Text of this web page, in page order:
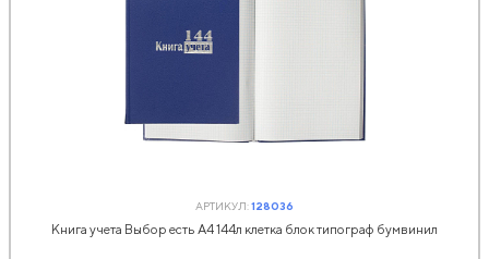
АРТИКУЛ:128036
Книга учета Выбор есть А4 144л клетка блок типограф бумвинил